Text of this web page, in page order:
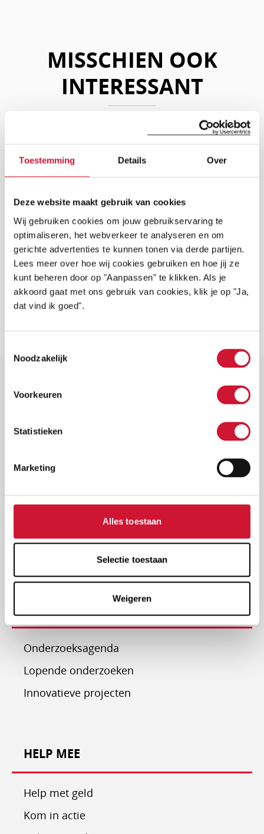
Toestemming Details Over
Deze website maakt gebruik van cookies
Wij gebruiken cookies om jouw gebruikservaring te
optimaliseren, het webverkeer te analyseren en om
gerichte advertenties te kunnen tonen via derde partijen.
Lees meer over hoe wij cookies gebruiken en hoe jij ze
kunt beheren door op "Aanpassen" te klikken. Als je
akkoord gaat met ons gebruik van cookies, klik je op "Ja,
dat vind ik goed".
Noodzakelijk
Voorkeuren
Statistieken
Marketing
Alles toestaan
Selectie toestaan
Weigeren
MISSCHIEN OOK
INTERESSANT
Meerjarige zakelijke
Stichting Hartekind mag rekenen op een aantal
verder
Ambassadeur Nienke Plas
Sinds mei 2024 is Nienke Plas ambassadeur bij
Stichting Hartekind. Nienke is in 2022 zelf
moeder geworden van hartekind Harley en wil
zich graag inzetten voor de Stichting.
LEES VERDER
Lees
verder
Ambassadeur Avalon Aardoom
Avalon Aardoom is voormalig shorttrackster en
zelf een hartekind. Avalon had het SVT-
Lees
verder
HARTEKINDEREN & OUDERS
Hartekind Boek
Centrumbijeenkomsten
Geef Hartekind een Gezicht
In Memoriam
ONDERZOEK EN PROJECTEN
Onderzoeksagenda
Lopende onderzoeken
Innovatieve projecten
HELP MEE
Help met geld
Kom in actie